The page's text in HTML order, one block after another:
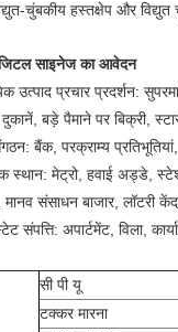
चुंबकीय हस्तक्षेप और विद्युत
साइनेज का आवेदन
उत्पाद प्रचार प्रदर्शन:
बड़े पैमाने पर बिक्री,
बैंक, परक्राम्य
स्थान: मेट्रो, हवाई अड्डे,
मानव संसाधन बाजार, लॉटरी
संपत्ति: अपार्टमेंट, विला,
सी पी यू
टक्कर मारना